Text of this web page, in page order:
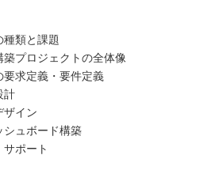
類と課題
プロジェクトの全体像
求定義・要件定義
計
イン
ュボード構築
ポート